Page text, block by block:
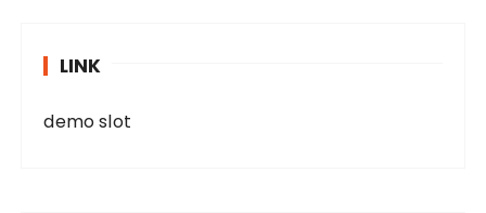
LINK
demo slot